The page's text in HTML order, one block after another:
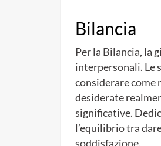
Bilancia
Per la Bilancia, la
interpersonali. Le
considerare come
desiderate
significative.
l’equilibrio tra
soddisfazione.